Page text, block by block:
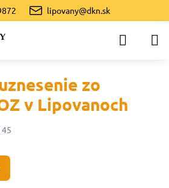
lipovany@dkn.sk
zo
v Lipovanoch
45